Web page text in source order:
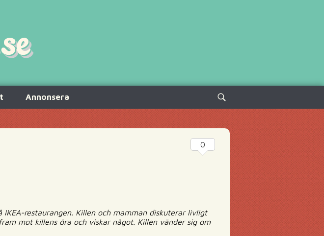
Annonsera
Sök
efter:
restaurangen. Killen och mamman diskuterar livligt
mot killens öra och viskar något. Killen vänder sig om
0